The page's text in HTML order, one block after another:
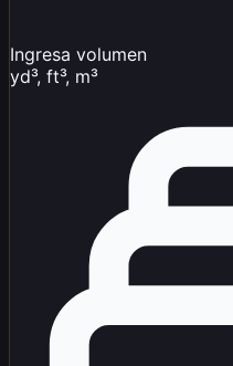
Ingresa volumen
yd³, ft³, m³